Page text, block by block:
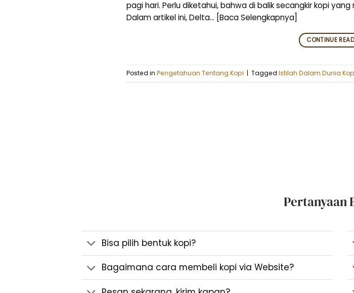
pagi hari. Perlu diketahui, bahwa di balik secangkir kopi
Dalam artikel ini, Delta… [Baca Selengkapnya]
CONTINUE
Posted in Pengetahuan Tentang Kopi | Tagged Istilah Dalam Dunia
Pertanyaan
Bisa pilih bentuk kopi?
Bagaimana cara membeli kopi via Website?